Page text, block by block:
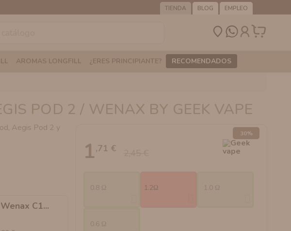
TIENDA BLOG EMPLEO
AROMAS LONGFILL ¿ERES PRINCIPIANTE? RECOMENDADOS
POD 2 / WENAX BY GEEK VAPE
Aegis Pod 2 y
C1...
1,71 €
30%
0.8 Ω 1.2Ω 1.0 Ω
0.6 Ω